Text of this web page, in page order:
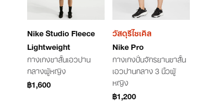
Nike Studio Fleece
Lightweight
กางเกงขาสั้นเอวปาน
กลางผู้หญิง
฿1,600
วัสดุรีไซเคิล
Nike Pro
กางเกงปั่นจักรยานขาสั้น
เอวปานกลาง 3 นิ้วผู้
หญิง
฿1,200